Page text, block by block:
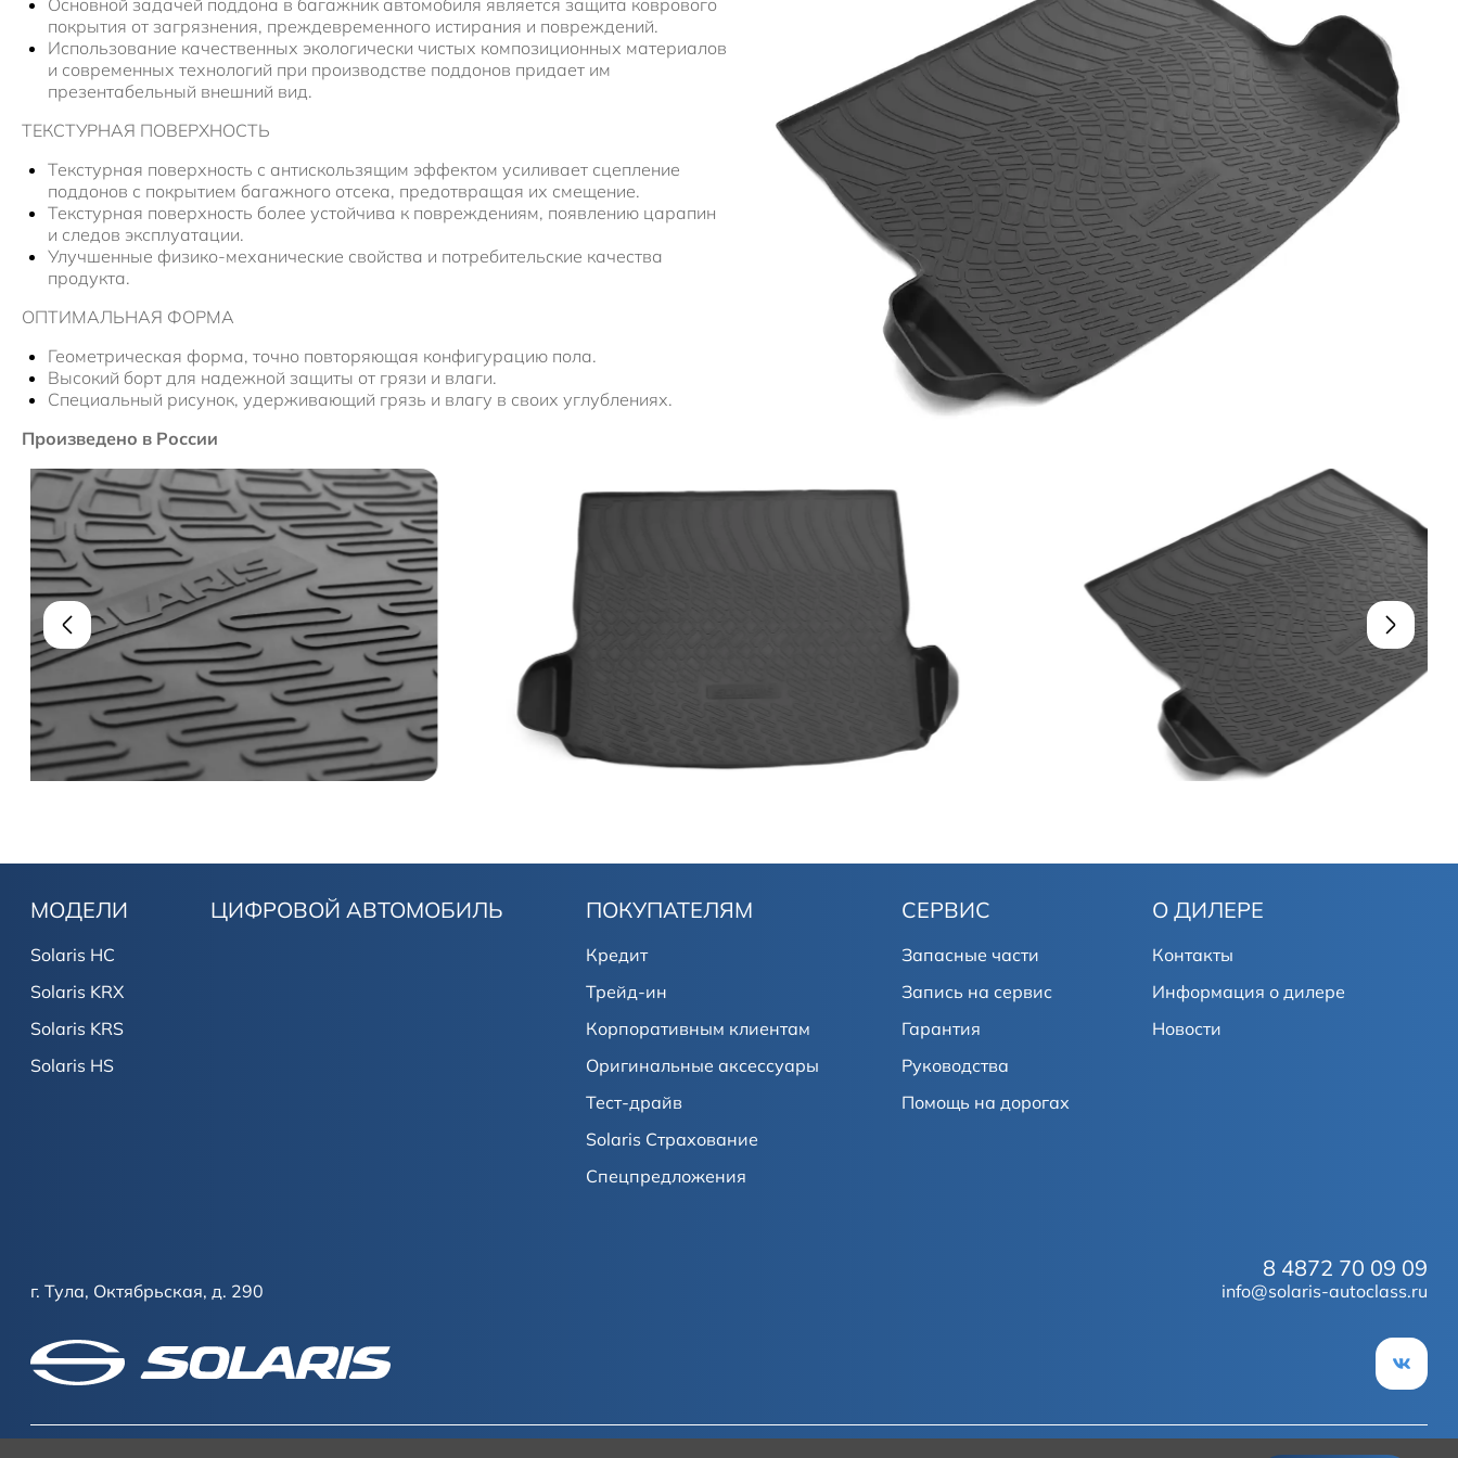
Основной задачей поддона в багажник автомобиля является защита коврового
покрытия от загрязнения, преждевременного истирания и повреждений.
Использование качественных экологически чистых композиционных материалов
и современных технологий при производстве поддонов придает им
презентабельный внешний вид.
ТЕКСТУРНАЯ ПОВЕРХНОСТЬ
Текстурная поверхность с антискользящим эффектом усиливает сцепление
поддонов с покрытием багажного отсека, предотвращая их смещение.
Текстурная поверхность более устойчива к повреждениям, появлению царапин
и следов эксплуатации.
Улучшенные физико-механические свойства и потребительские качества
продукта.
ОПТИМАЛЬНАЯ ФОРМА
Геометрическая форма, точно повторяющая конфигурацию пола.
Высокий борт для надежной защиты от грязи и влаги.
Специальный рисунок, удерживающий грязь и влагу в своих углублениях.
Произведено в России
МОДЕЛИ
Solaris HC
Solaris KRX
Solaris KRS
Solaris HS
ЦИФРОВОЙ АВТОМОБИЛЬ ПОКУПАТЕЛЯМ
Кредит
Трейд-ин
Корпоративным клиентам
Оригинальные аксессуары
Тест-драйв
Solaris Страхование
Спецпредложения
СЕРВИС
Запасные части
Запись на сервис
Гарантия
Руководства
Помощь на дорогах
О ДИЛЕРЕ
Контакты
Информация о дилере
Новости
г. Тула, Октябрьская, д. 290
8 4872 70 09 09
info@solaris-autoclass.ru